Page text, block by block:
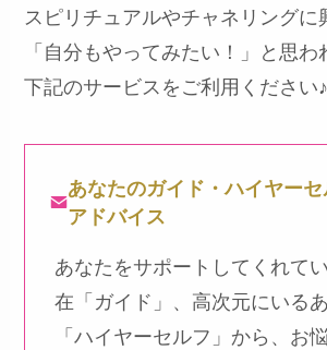
スピリチュアルやチャネリングに
「自分もやってみたい！」と思
下記のサービスをご利用ください♪
あなたのガイド・ハイヤー
アドバイス
あなたをサポートしてくれて
在「ガイド」、高次元にいる
「ハイヤーセルフ」から、お